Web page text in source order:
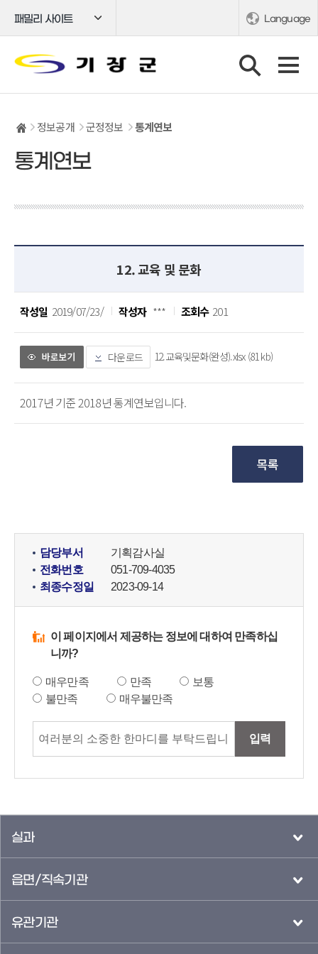
패밀리 사이트 Language
정보공개 군정정보 통계연보
통계연보
12. 교육 및 문화
작성일 2019/07/23/ 작성자 *** 조회수 201
다운로드 12.교육및문화(완성).xlsx (81 kb)
2017년 기준 2018년 통계연보입니다.
담당부서
기획감사실
전화번호
051-709-4035
최종수정일
2023-09-14
이 페이지에서 제공하는 정보에 대하여 만족하십
니까?
매우만족 만족
보통
불만족
매우불만족
입력
실과
읍면/직속기관
유관기관